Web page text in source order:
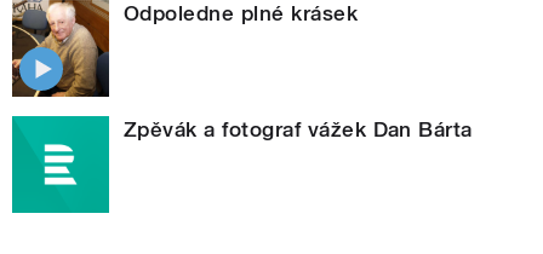
Odpoledne plné krásek
Zpěvák a fotograf vážek Dan Bárta